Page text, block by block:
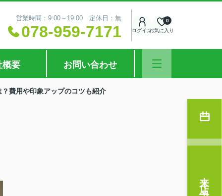
営業時間：9:00～19:00 定休日：無
078-959-7171 ログインお気に入り
0
概要 お問い合わせ
費用や印象アップのコツも紹介
来店予約